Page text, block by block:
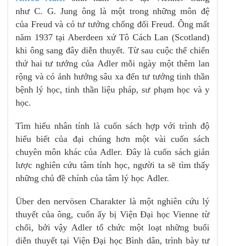
như C. G. Jung ông là một trong những môn đệ
của Freud và có tư tưởng chống đối Freud. Ông mất
năm 1937 tại Aberdeen xứ Tô Cách Lan (Scotland)
khi ông sang đây diễn thuyết. Từ sau cuộc thế chiến
thứ hai tư tưởng của Adler mỗi ngày một thêm lan
rộng và có ảnh hưởng sâu xa đến tư tưởng tinh thần
bệnh lý học, tinh thần liệu pháp, sư phạm học và y
học.
Tìm hiểu nhân tính là cuốn sách hợp với trình độ
hiểu biết của đại chúng hơn một vài cuốn sách
chuyên môn khác của Adler. Đây là cuốn sách giản
lược nghiên cứu tâm tính học, người ta sẽ tìm thấy
những chủ đề chính của tâm lý học Adler.
Über den nervösen Charakter là một nghiên cứu lý
thuyết của ông, cuốn ấy bị Viện Đại học Vienne từ
chối, bởi vậy Adler tổ chức một loạt những buổi
diễn thuyết tại Viện Đại học Bình dân, trình bày tư